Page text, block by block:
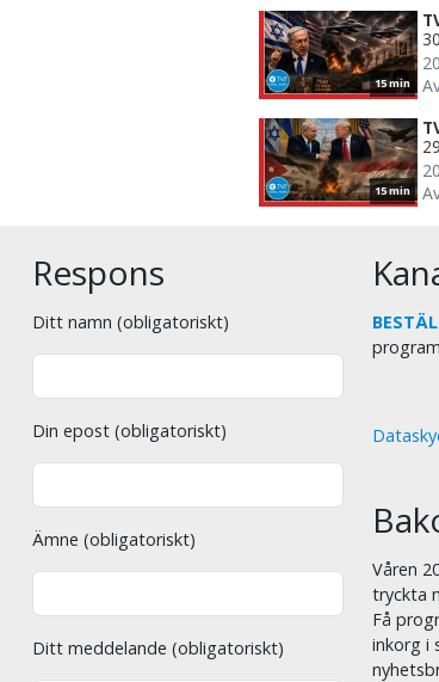
15 min
30
15 min
29
Respons
Ditt namn (obligatoriskt)
Din epost (obligatoriskt)
Ämne (obligatoriskt)
Ditt meddelande (obligatoriskt)
Våren
tryckta
Få
inkorg i